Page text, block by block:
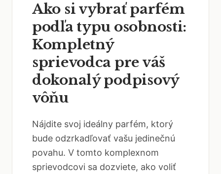
Ako si vybrať parfém
podľa typu osobnosti:
Kompletný
sprievodca pre váš
dokonalý podpisový
vôňu
Nájdite svoj ideálny parfém, ktorý
bude odzrkadľovať vašu jedinečnú
povahu. V tomto komplexnom
sprievodcovi sa dozviete, ako voliť